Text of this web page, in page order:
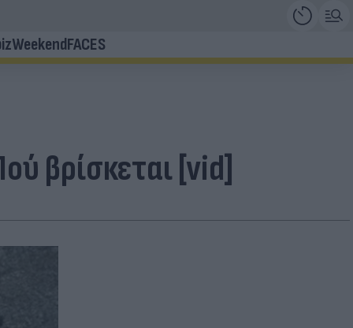
WeekendFACES
βρίσκεται [vid]